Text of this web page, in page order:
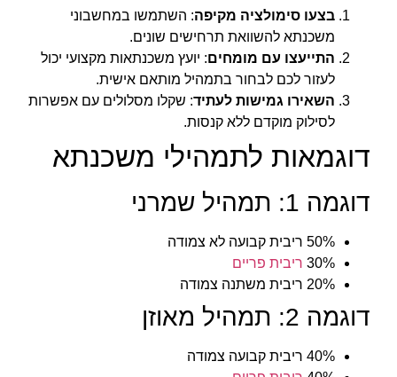
בצעו סימולציה מקיפה: השתמשו במחשבוני
משכנתא להשוואת תרחישים שונים.
התייעצו עם מומחים: יועץ משכנתאות מקצועי יכול
לעזור לכם לבחור בתמהיל מותאם אישית.
השאירו גמישות לעתיד: שקלו מסלולים עם אפשרות
לסילוק מוקדם ללא קנסות.
דוגמאות לתמהילי משכנתא
דוגמה 1: תמהיל שמרני
50% ריבית קבועה לא צמודה
30% ריבית פריים
20% ריבית משתנה צמודה
דוגמה 2: תמהיל מאוזן
40% ריבית קבועה צמודה